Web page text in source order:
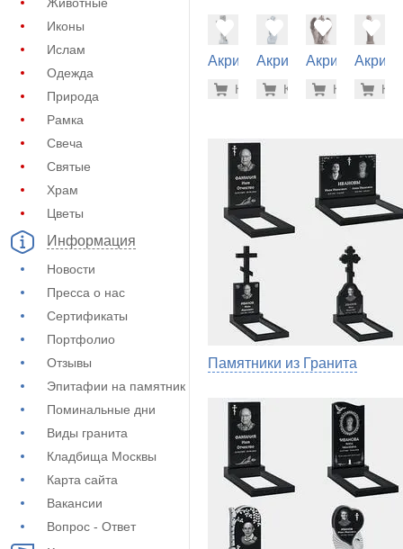
Иконы
Ислам
Одежда
Природа
Рамка
Свеча
Святые
Храм
Цветы
Информация
Новости
Пресса о нас
Сертификаты
Портфолио
Отзывы
Эпитафии на памятник
Поминальные дни
Виды гранита
Кладбища Москвы
Карта сайта
Вакансии
Вопрос - Ответ
Акрил на
(62-302)
-7% 61.600
Купить
Акрил на
(62-216)
-7%
Купить
Акрил на
(62-252)
-
Купить
Акрил
(62-
Памятники из Гранита